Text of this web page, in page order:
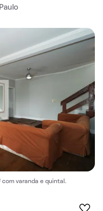
com varanda e quintal.